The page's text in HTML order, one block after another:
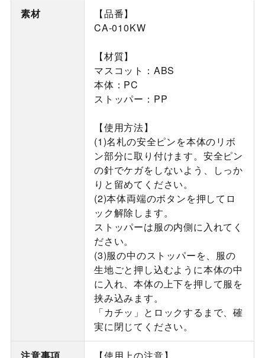
素材
【品番】
CA-010KW
【材質】
マスコット：ABS
本体：PC
ストッパー：PP
【使用方法】
(1)名札の安全ピンを本体のリボ
ン部分に取り付けます。安全ピン
の針でケガをしないよう、しっか
りと留めてください。
(2)本体両端のボタンを押してロ
ック解除します。
ストッパーは服の内側に入れてく
ださい。
(3)服の中のストッパーを、服の
生地ごと押し込むように本体の中
に入れ、本体の上下を押して服を
挟み込みます。
「カチッ」とロックするまで、確
実に閉じてください。